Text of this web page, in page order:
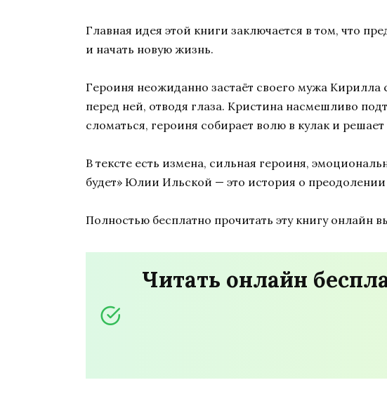
Главная идея этой книги заключается в том, что
и начать новую жизнь.
Героиня неожиданно застаёт своего мужа Кирилла
перед ней, отводя глаза. Кристина насмешливо
сломаться, героиня собирает волю в кулак и решает
В тексте есть измена, сильная героиня,
будет» Юлии Ильской — это история о
Полностью бесплатно прочитать эту книгу онлайн
Читать онлайн